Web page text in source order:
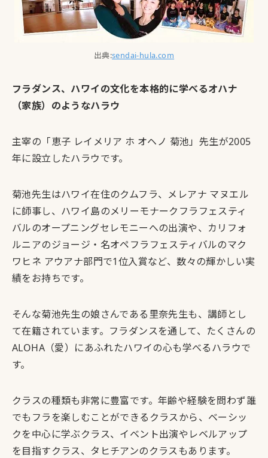
出典:sendai-hula.com
フラダンス、ハワイの文化を本格的に学べるオハナ
（家族）のようなハラウ
主宰の「恵子 レイメリア ホ オヘノ 菊池」先生が2005
年に設立したハラウです。
菊池先生はハワイ在住のクムフラ、メレアナ マヌエル
に師事し、ハワイ島のメリーモナークフラフェスティ
バルのオープニングセレモニーへの出演や、カリフォ
ルニアのジョージ・名オペフラフェスティバルのマク
ワヒネ アウアナ部門で1位入賞など、数々の輝かしい実
績をお持ちです。
そんな菊池先生の娘さんである里奈先生も、講師とし
て在籍されています。フラダンスを通して、たくさんの
ALOHA（愛）にあふれたハワイの心も学べるハラウで
す。
クラスの種類も非常に豊富です。年齢や経験を問わず誰
でもフラを楽しむことができるクラスから、ベーシッ
クを中心に学ぶクラス、イベント出演やレベルアップ
を目指すクラス、タヒチアンのクラスもあります。